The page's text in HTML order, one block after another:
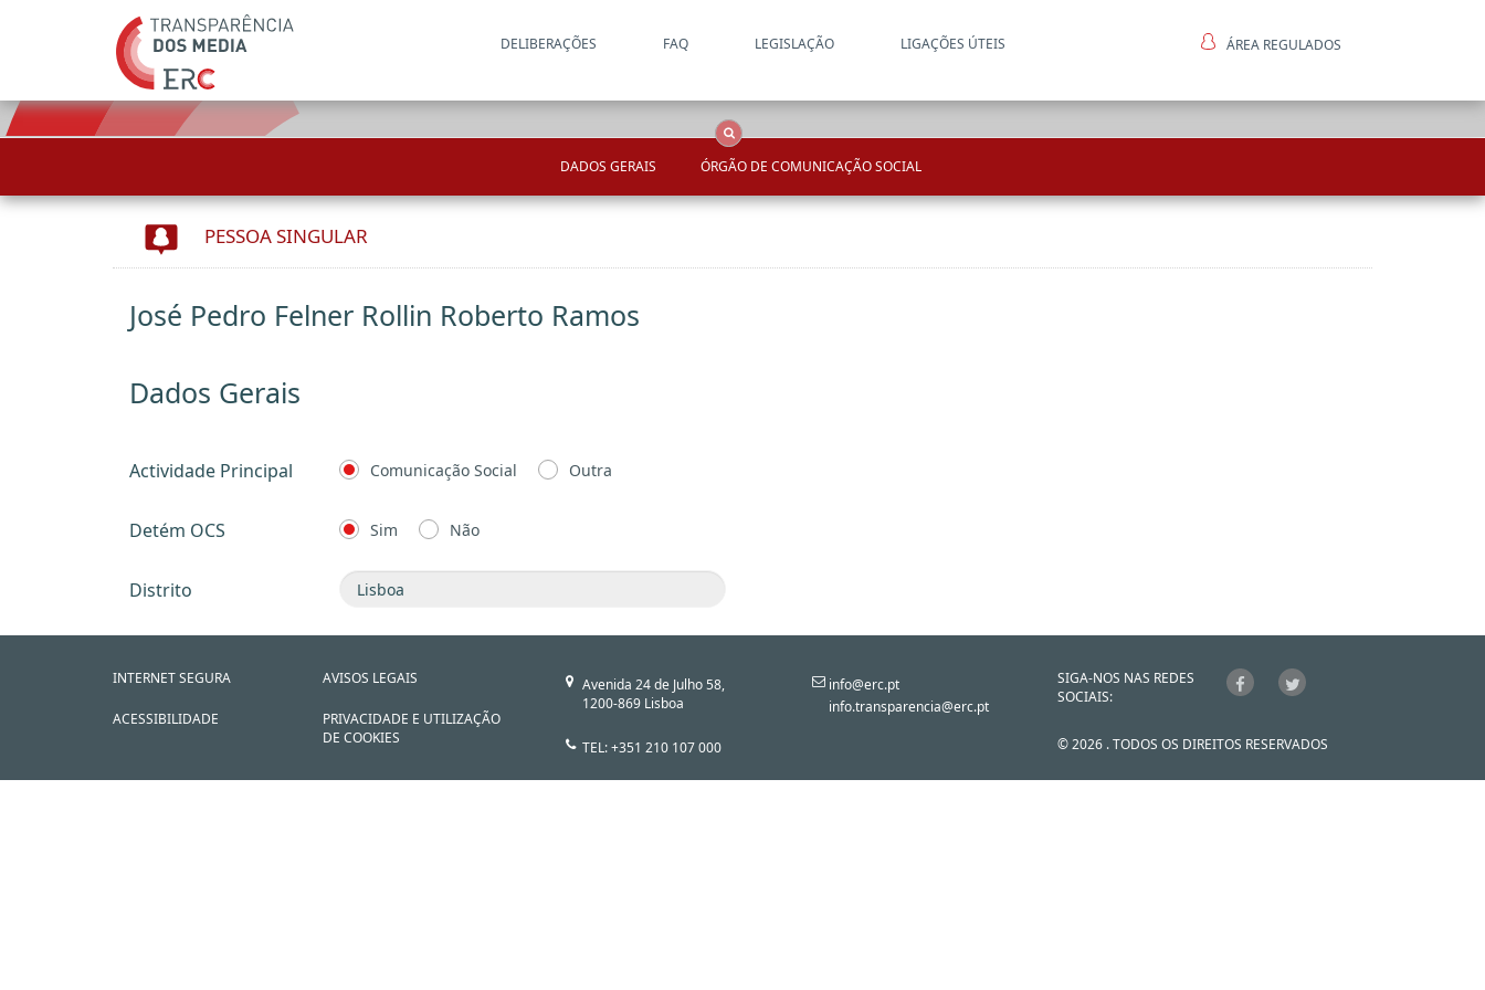
DELIBERAÇÕES FAQ LEGISLAÇÃO LIGAÇÕES ÚTEIS ÁREA REGULADOS
DADOS GERAIS ÓRGÃO DE COMUNICAÇÃO SOCIAL
PESSOA SINGULAR
José Pedro Felner Rollin Roberto Ramos
Dados Gerais
Actividade Principal Comunicação Social Outra
Detém OCS Sim Não
Distrito
INTERNET SEGURA
ACESSIBILIDADE
AVISOS LEGAIS
PRIVACIDADE E UTILIZAÇÃO
DE COOKIES
Avenida 24 de Julho 58,
1200-869 Lisboa
TEL: +351 210 107 000
info@erc.pt
info.transparencia@erc.pt
SIGA-NOS NAS REDES
SOCIAIS:
© 2026 . TODOS OS DIREITOS RESERVADOS